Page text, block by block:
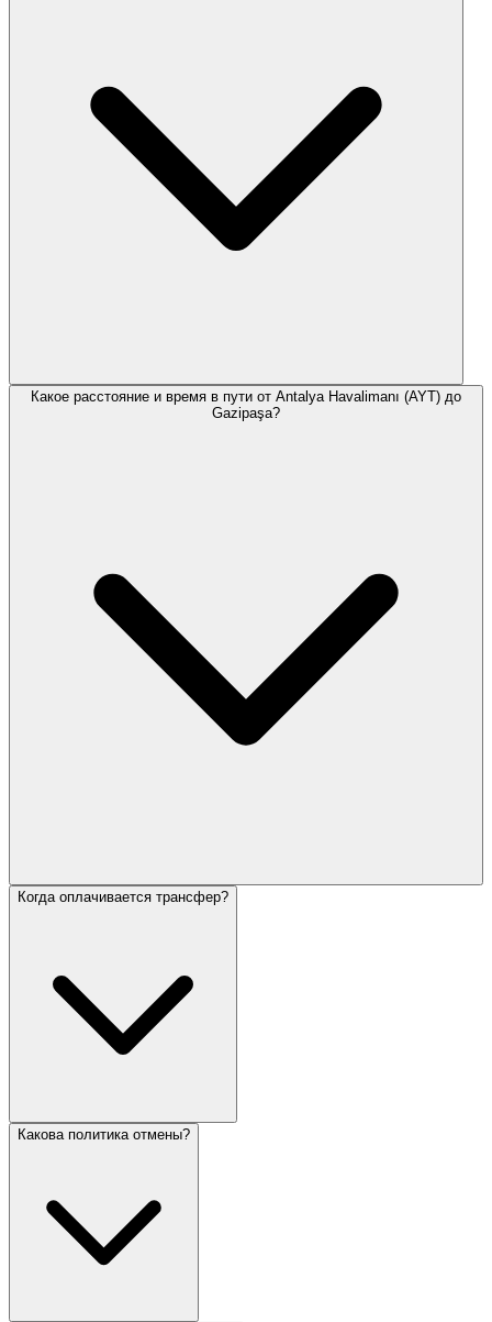
Какое расстояние и время в пути от Antalya Havalimanı (AYT) до
Gazipaşa?
Когда оплачивается трансфер?
Какова политика отмены?